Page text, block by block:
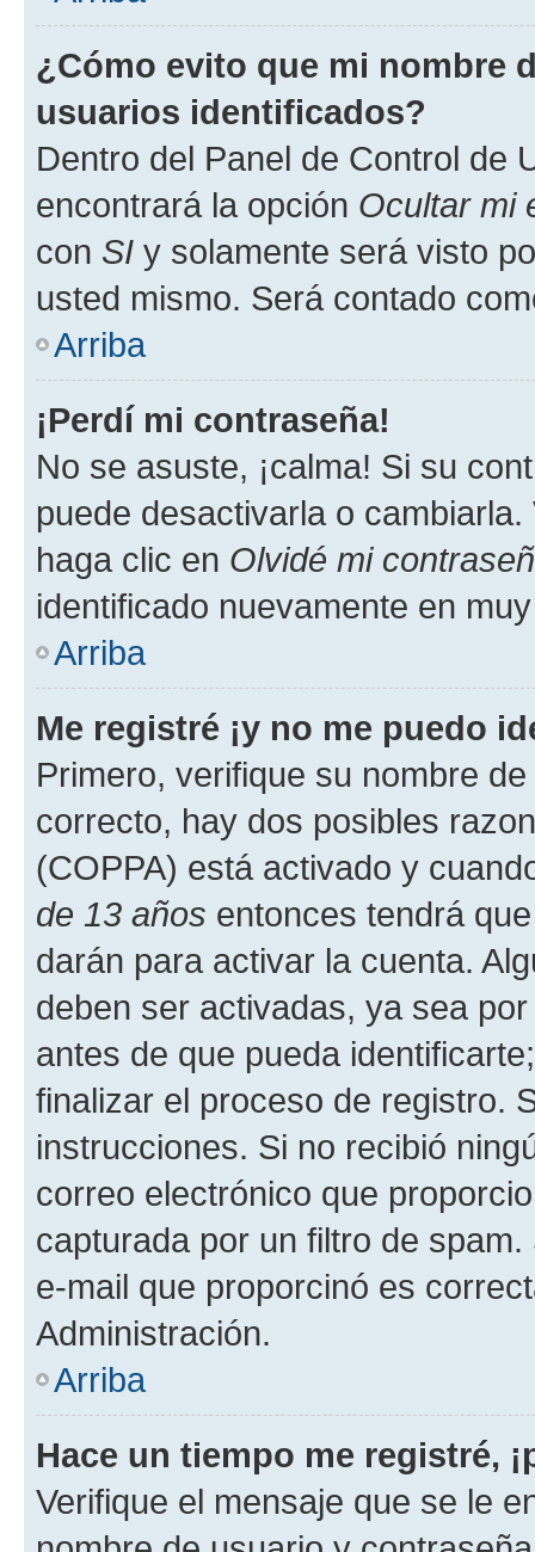
¿Cómo evito que mi nombre
usuarios identificados?
Dentro del Panel de Control de
encontrará la opción Ocultar mi
con SI y solamente será visto
usted mismo. Será contado
Arriba
¡Perdí mi contraseña!
No se asuste, ¡calma! Si su
puede desactivarla o
haga clic en Olvidé mi
identificado nuevamente en
Arriba
Me registré ¡y no me puedo
Primero, verifique su nombre
correcto, hay dos posibles
(COPPA) está activado y
de 13 años entonces tendrá
darán para activar la cuenta.
deben ser activadas, ya sea
antes de que pueda
finalizar el proceso de registro.
instrucciones. Si no recibió
correo electrónico que
capturada por un filtro de
e-mail que proporcinó es
Administración.
Arriba
Hace un tiempo me registré,
Verifique el mensaje que se le